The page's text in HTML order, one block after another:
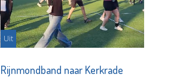
Uit
Rijnmondband naar Kerkrade